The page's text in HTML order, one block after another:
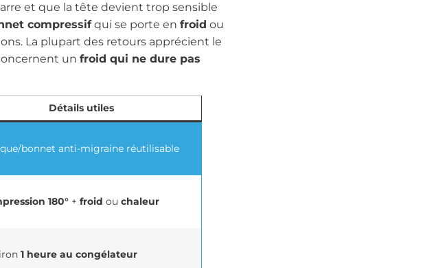
et que la tête devient trop sensible
compressifqui se porte en froid ou
La plupart des retours apprécient le
un froid qui ne dure pas
Détails utiles
bonnet anti-migraine réutilisable
180°+ froid ou chaleur
1 heure au congélateur